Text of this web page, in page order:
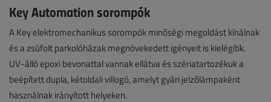
Key Automation sorompók
A Key elektromechanikus sorompók minőségi megoldást kínálnak
és a zsúfolt parkolóházak megnövekedett igényeit is kielégítik.
UV-álló epoxi bevonattal vannak ellátva és szériatartozékuk a
beépített dupla, kétoldali villogó, amelyt gyári jelzőlámpaként
használnak irányított helyeken.